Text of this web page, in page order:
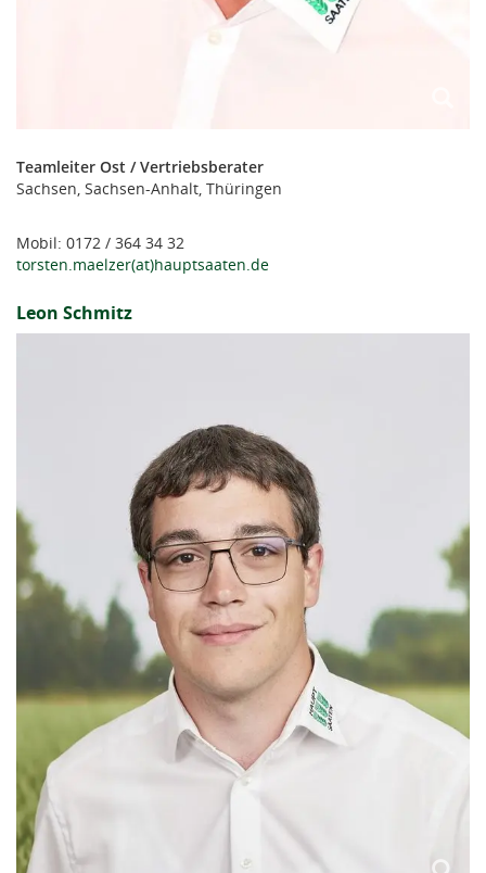
Teamleiter Ost / Vertriebsberater
Sachsen, Sachsen-Anhalt, Thüringen
Mobil: 0172 / 364 34 32
torsten.maelzer(at)hauptsaaten.de
Leon Schmitz